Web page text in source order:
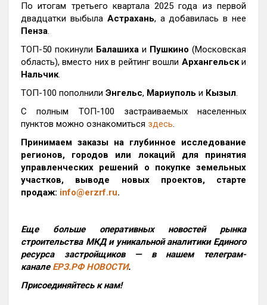
По итогам третьего квартала 2025 года из первой
двадцатки выбыла Астрахань, а добавилась в нее
Пенза.
ТОП-50 покинули Балашиха и Пушкино (Московская
область), вместо них в рейтинг вошли Архангельски
Нальчик.
ТОП-100 пополнили Энгельс, Мариуполь и Кызыл.
С полным ТОП-100 застраиваемых населенных
пунктов можно ознакомиться здесь.
Принимаем заказы на глубинное исследование
регионов, городов или локаций для принятия
управленческих решений о покупке земельных
участков, выводе новых проектов, старте
продаж: info@erzrf.ru.
Еще больше оперативных новостей рынка
строительства МКД и уникальной аналитики Единого
ресурса застройщиков — в нашем телеграм-
канале ЕРЗ.РФ НОВОСТИ.
Присоединяйтесь к нам!